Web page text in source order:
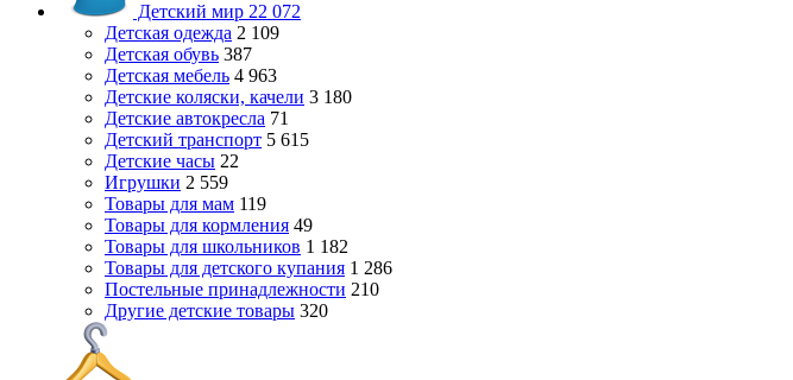
Детский мир 22 072
Детская одежда 2 109
Детская обувь 387
Детская мебель 4 963
Детские коляски, качели 3 180
Детские автокресла 71
Детский транспорт 5 615
Детские часы 22
Игрушки 2 559
Товары для мам 119
Товары для кормления 49
Товары для школьников 1 182
Товары для детского купания 1 286
Постельные принадлежности 210
Другие детские товары 320